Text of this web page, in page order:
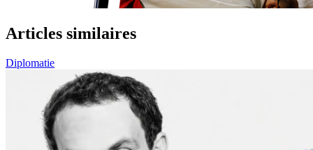
Articles similaires
Diplomatie